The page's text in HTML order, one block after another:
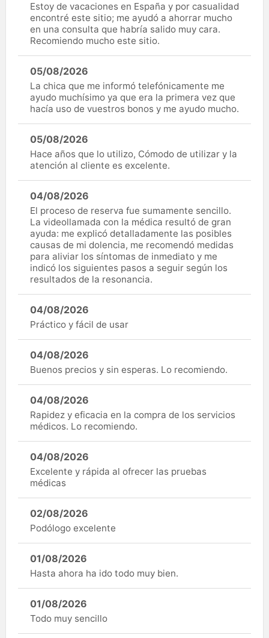
Estoy de vacaciones en España y por casualidad
encontré este sitio; me ayudó a ahorrar mucho
en una consulta que habría salido muy cara.
Recomiendo mucho este sitio.
05/08/2026
La chica que me informó telefónicamente me
ayudo muchísimo ya que era la primera vez que
hacía uso de vuestros bonos y me ayudo mucho.
05/08/2026
Hace años que lo utilizo, Cómodo de utilizar y la
atención al cliente es excelente.
04/08/2026
El proceso de reserva fue sumamente sencillo.
La videollamada con la médica resultó de gran
ayuda: me explicó detalladamente las posibles
causas de mi dolencia, me recomendó medidas
para aliviar los síntomas de inmediato y me
indicó los siguientes pasos a seguir según los
resultados de la resonancia.
04/08/2026
Práctico y fácil de usar
04/08/2026
Buenos precios y sin esperas. Lo recomiendo.
04/08/2026
Rapidez y eficacia en la compra de los servicios
médicos. Lo recomiendo.
04/08/2026
Excelente y rápida al ofrecer las pruebas
médicas
02/08/2026
Podólogo excelente
01/08/2026
Hasta ahora ha ido todo muy bien.
01/08/2026
Todo muy sencillo